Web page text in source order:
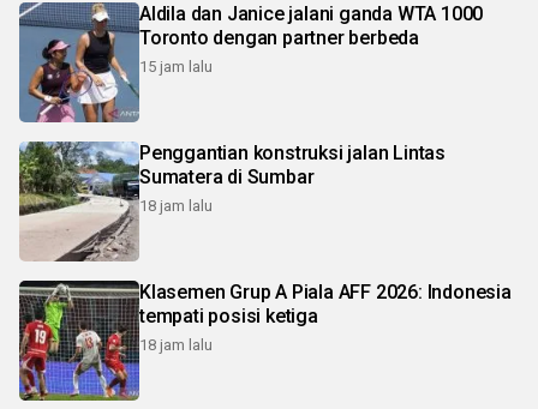
Aldila dan Janice jalani ganda WTA 1000
Toronto dengan partner berbeda
15 jam lalu
Penggantian konstruksi jalan Lintas
Sumatera di Sumbar
18 jam lalu
Klasemen Grup A Piala AFF 2026: Indonesia
tempati posisi ketiga
18 jam lalu